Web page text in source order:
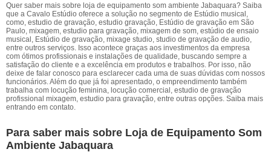
Quer saber mais sobre loja de equipamento som ambiente Jabaquara? Saiba
que a Cavalo Estúdio oferece a solução no segmento de Estúdio musical,
como, estudio de gravação, estudio gravação, Estúdio de gravação em São
Paulo, mixagem, estudio para gravação, mixagem de som, estúdio de ensaio
musical, Estúdio de gravação, mixage studio, studio de gravação de audio,
entre outros serviços. Isso acontece graças aos investimentos da empresa
com ótimos profissionais e instalações de qualidade, buscando sempre a
satisfação do cliente e a excelência em produtos e trabalhos. Por isso, não
deixe de falar conosco para esclarecer cada uma de suas dúvidas com nossos
funcionários. Além do que já foi apresentado, o empreendimento também
trabalha com locução feminina, locução comercial, estudio de gravação
profissional mixagem, estudio para gravação, entre outras opções. Saiba mais
entrando em contato.
Para saber mais sobre Loja de Equipamento Som
Ambiente Jabaquara